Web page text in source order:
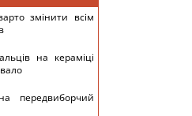
змінити всім
на кераміці
передвиборчий